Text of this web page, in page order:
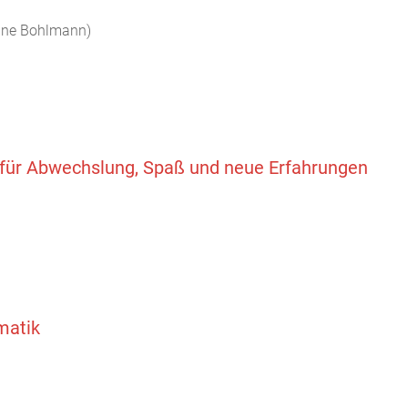
Bohlmann)
Abwechslung, Spaß und neue Erfahrungen